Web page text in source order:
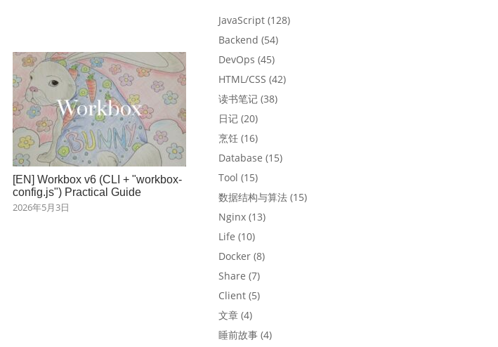
[EN] Workbox v6 (CLI + "workbox-
config.js") Practical Guide
2026年5月3日
JavaScript(128)
Backend (54)
DevOps (45)
HTML/CSS (42)
读书笔记(38)
日记(20)
烹饪(16)
Database (15)
Tool (15)
数据结构与算法(15)
Nginx(13)
Life (10)
Docker(8)
Share (7)
Client(5)
文章(4)
睡前故事(4)